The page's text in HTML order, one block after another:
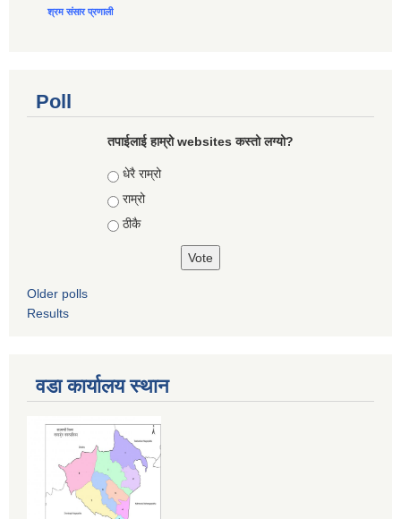
श्रम संसार प्रणाली
Poll
तपाईलाई हाम्रो websites कस्तो लग्यो?
Choices
धेरै राम्रो
राम्रो
ठीकै
Older polls
Results
वडा कार्यालय स्थान